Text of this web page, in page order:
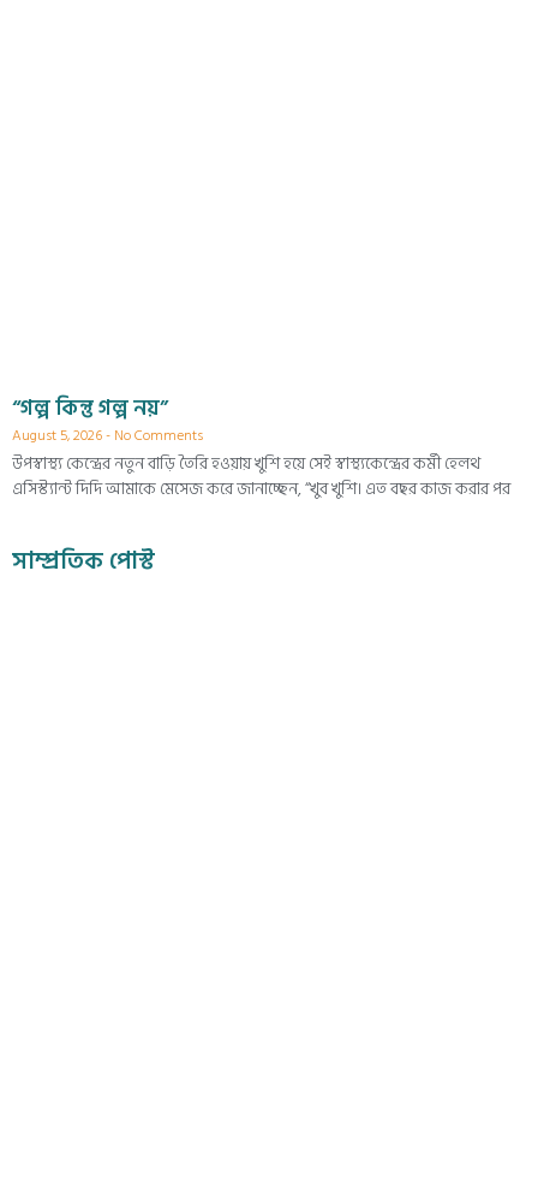
“গল্প কিন্তু গল্প নয়”
August 5, 2026 No Comments
উপস্বাস্থ্য কেন্দ্রের নতুন বাড়ি তৈরি হওয়ায় খুশি হয়ে সেই স্বাস্থ্যকেন্দ্রের কর্মী হেলথ
এসিস্ট্যান্ট দিদি আমাকে মেসেজ করে জানাচ্ছেন, “খুব খুশি। এত বছর কাজ করার পর
সাম্প্রতিক পোস্ট